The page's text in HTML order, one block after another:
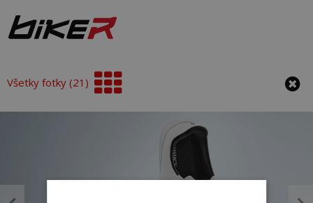
Všetky fotky (21)